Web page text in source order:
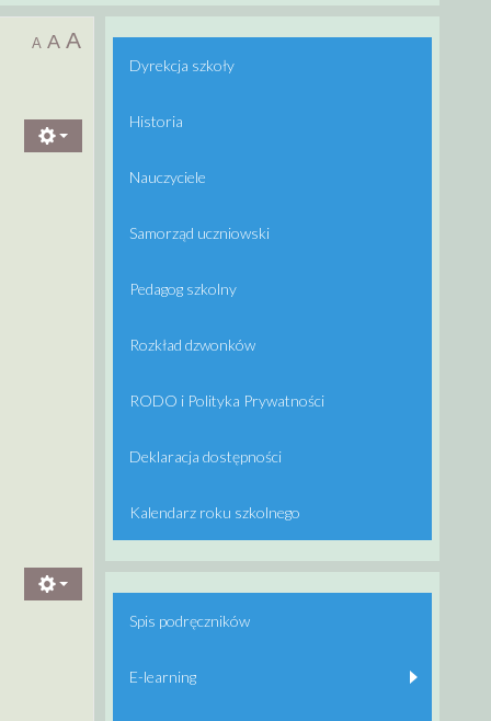
A A A
Dyrekcja szkoły
Historia
Nauczyciele
Samorząd uczniowski
Pedagog szkolny
Rozkład dzwonków
RODO i Polityka Prywatności
Deklaracja dostępności
Kalendarz roku szkolnego
Spis podręczników
E-learning